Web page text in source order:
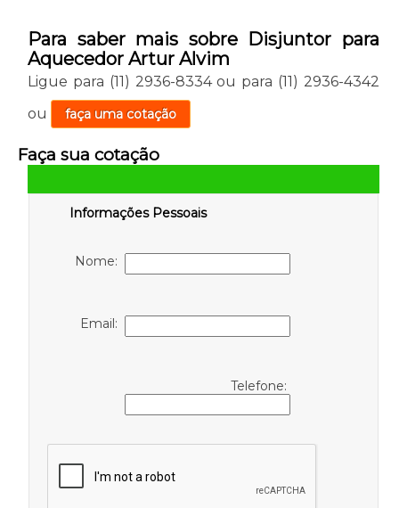
Para saber mais sobre Disjuntor para
Aquecedor Artur Alvim
Ligue para (11) 2936-8334ou para (11) 2936-4342
ou
faça uma cotação
Faça sua cotação
Informações Pessoais
Nome:
Email:
Telefone: